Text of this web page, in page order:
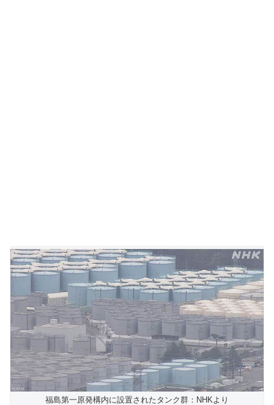
福島第一原発構内に設置されたタンク群：NHKより